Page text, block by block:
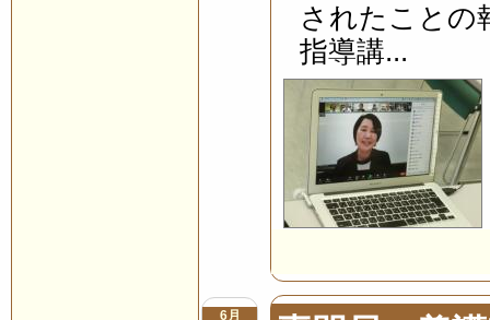
されたことの
指導講...
6月